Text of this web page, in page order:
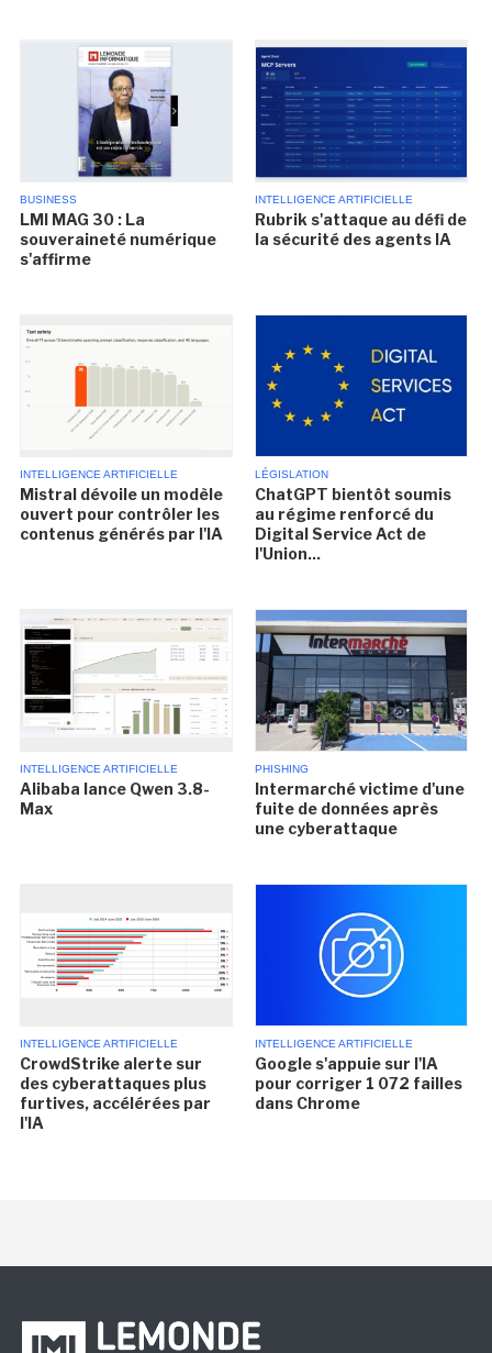
BUSINESS
LMI MAG 30 : La
souveraineté numérique
s'affirme
INTELLIGENCE ARTIFICIELLE
Rubrik s'attaque au défi de
la sécurité des agents IA
INTELLIGENCE ARTIFICIELLE
Mistral dévoile un modèle
ouvert pour contrôler les
contenus générés par l'IA
LÉGISLATION
ChatGPT bientôt soumis
au régime renforcé du
Digital Service Act de
l'Union...
INTELLIGENCE ARTIFICIELLE
Alibaba lance Qwen 3.8-
Max
PHISHING
Intermarché victime d'une
fuite de données après
une cyberattaque
INTELLIGENCE ARTIFICIELLE
CrowdStrike alerte sur
des cyberattaques plus
furtives, accélérées par
l'IA
INTELLIGENCE ARTIFICIELLE
Google s'appuie sur l'IA
pour corriger 1 072 failles
dans Chrome